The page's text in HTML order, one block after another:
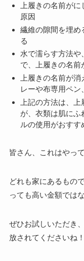
上履きの名前が
原因
繊維の隙間を埋め
る
水で濡らす方法や
で、上履きの名前
上履きの名前が
レーや布専用ペ
上記の方法は、
が、衣類は肌にふ
ルの使用がおすす
皆さん、これはやっ
どれも家にあるもの
っても高い金額では
ぜひお試しいただき
放されてくださいね！